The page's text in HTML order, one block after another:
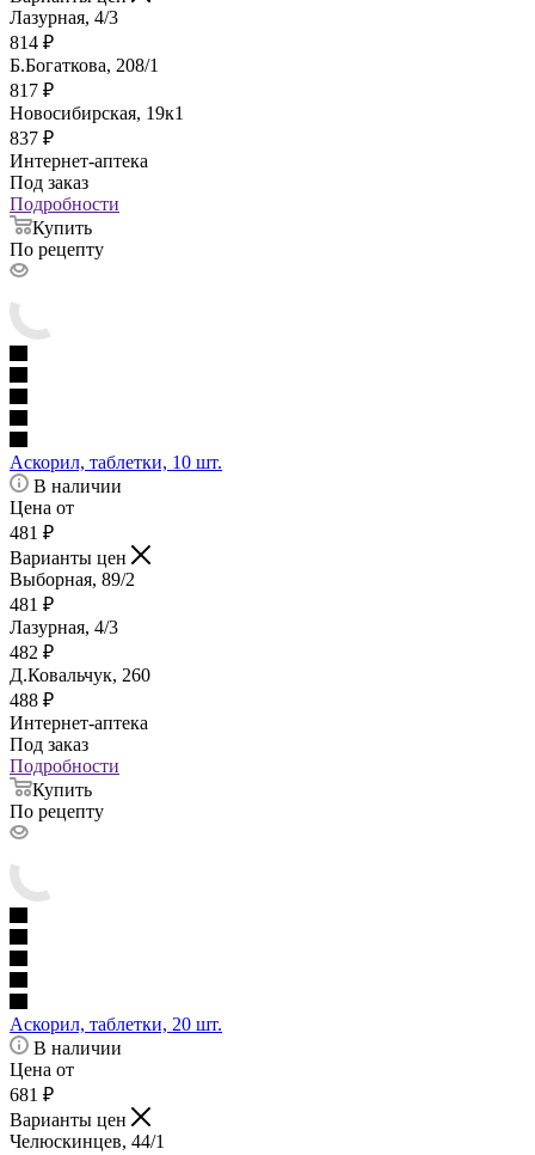
Лазурная, 4/3
814 ₽
Б.Богаткова, 208/1
817 ₽
Новосибирская, 19к1
837 ₽
Интернет-аптека
Под заказ
Подробности
Купить
По рецепту
Аскорил, таблетки, 10 шт.
В наличии
Цена от
481 ₽
Варианты цен
Выборная, 89/2
481 ₽
Лазурная, 4/3
482 ₽
Д.Ковальчук, 260
488 ₽
Интернет-аптека
Под заказ
Подробности
Купить
По рецепту
Аскорил, таблетки, 20 шт.
В наличии
Цена от
681 ₽
Варианты цен
Челюскинцев, 44/1